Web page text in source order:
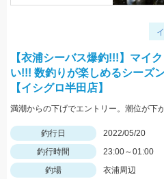
【衣浦シーバス爆釣!!!】マイ
い!!! 数釣りが楽しめるシーズ
【イシグロ半田店】
釣行日
2022/05/20
釣行時間
23:00～01:00
釣場
衣浦周辺